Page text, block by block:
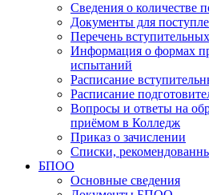
Сведения о количестве
Документы для
Перечень
Информация о формах
испытаний
Расписание
Расписание
Вопросы и ответы на
приёмом в Колледж
Приказ о зачислении
Списки,
БПОО
Основные сведения